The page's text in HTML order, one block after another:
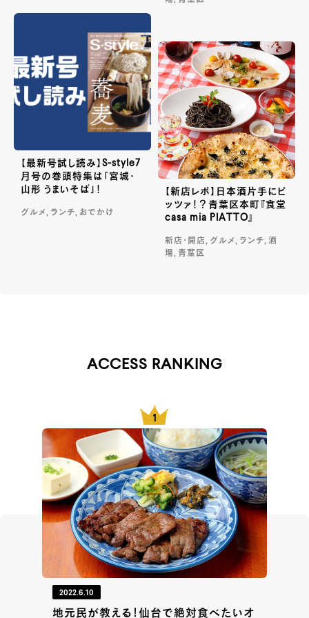
【最新号試し読み】S-style7
月号の巻頭特集は「宮城・
山形 うまいそば」！
グルメ, ランチ, おでかけ
【新店レポ】日本酒片手にピ
ッツァ！？青葉区本町『食堂
casa mia PIATTO』
新店・開店, グルメ, ランチ, 酒
場, 青葉区
ACCESS RANKING
2022.6.10
地元民が教える！仙台で絶対食べたいオ